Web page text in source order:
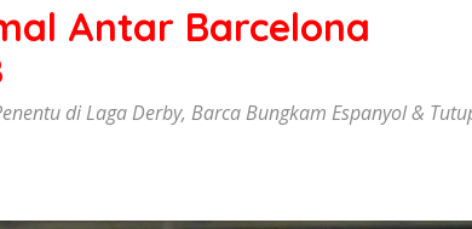
Antar Barcelona
di Laga Derby, Barca Bungkam Espanyol &